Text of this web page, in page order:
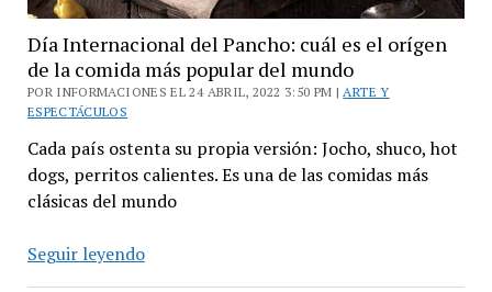
Día Internacional del Pancho: cuál es el orígen
de la comida más popular del mundo
POR INFORMACIONES EL 24 ABRIL, 2022 3:50 PM |ARTE Y
ESPECTÁCULOS
Cada país ostenta su propia versión: Jocho, shuco, hot
dogs, perritos calientes. Es una de las comidas más
clásicas del mundo
Seguir leyendoDía